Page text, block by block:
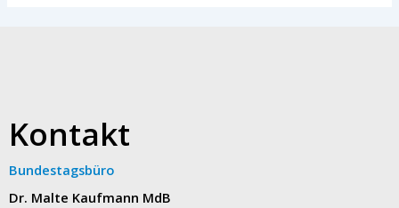
Kontakt
Bundestagsbüro
Dr. Malte Kaufmann MdB